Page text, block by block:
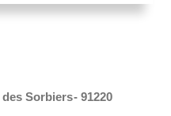
Sorbiers- 91220